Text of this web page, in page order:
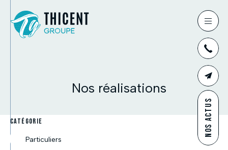
NOS ACTUS
Nos réalisations
CATÉGORIE
Particuliers